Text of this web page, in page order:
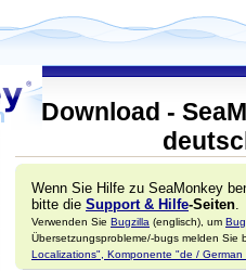
Download -
Wenn Sie Hilfe zu SeaMonkey
bitte die Support & Hilfe-Seiten
Verwenden Sie Bugzilla (englisch), um
Übersetzungsprobleme/-bugs melden Sie
Localizations", Komponente "de / German